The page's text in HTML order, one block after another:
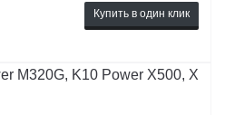
Купить в один клик
M320G, K10 Power X500, X